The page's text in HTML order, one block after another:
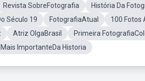
Revista SobreFotografia
História Da
Século 19
FotografiaAtual
100 Fotos
Atriz OlgaBrasil Primeira
ImportanteDa Historia